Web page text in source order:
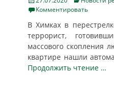
on Комментировать
В Химках в
террорист,
массового скопления
квартире нашли
Продолжить чтение …